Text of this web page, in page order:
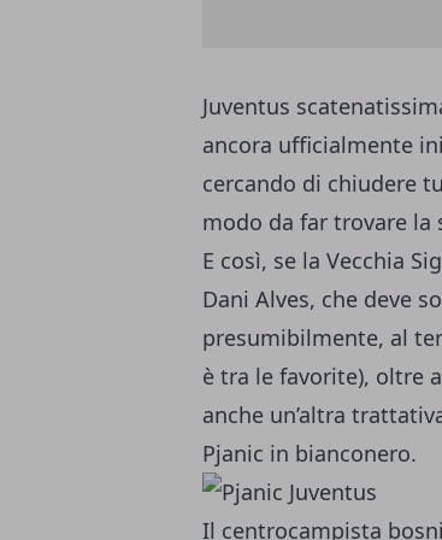
Juventus
ancora ufficialmente
cercando di chiudere
modo da far trovare
E così, se la Vecchia
Dani Alves, che deve
presumibilmente, al
è tra le favorite), oltre
anche un’altra
Pjanic in bianconero.
Il centrocampista